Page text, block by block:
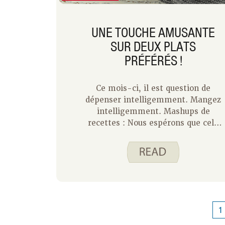
UNE TOUCHE AMUSANTE
SUR DEUX PLATS
PRÉFÉRÉS !
Ce mois-ci, il est question de
dépenser intelligemment. Mangez
intelligemment. Mashups de
recettes : Nous espérons que cela
chose de nouveau ! En tant que
maman occupée, j’aime
semaines très chargées. Même si
1